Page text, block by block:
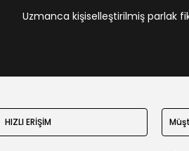
Uzmanca kişiselleştirilmiş parlak
HIZLI ERİŞİM